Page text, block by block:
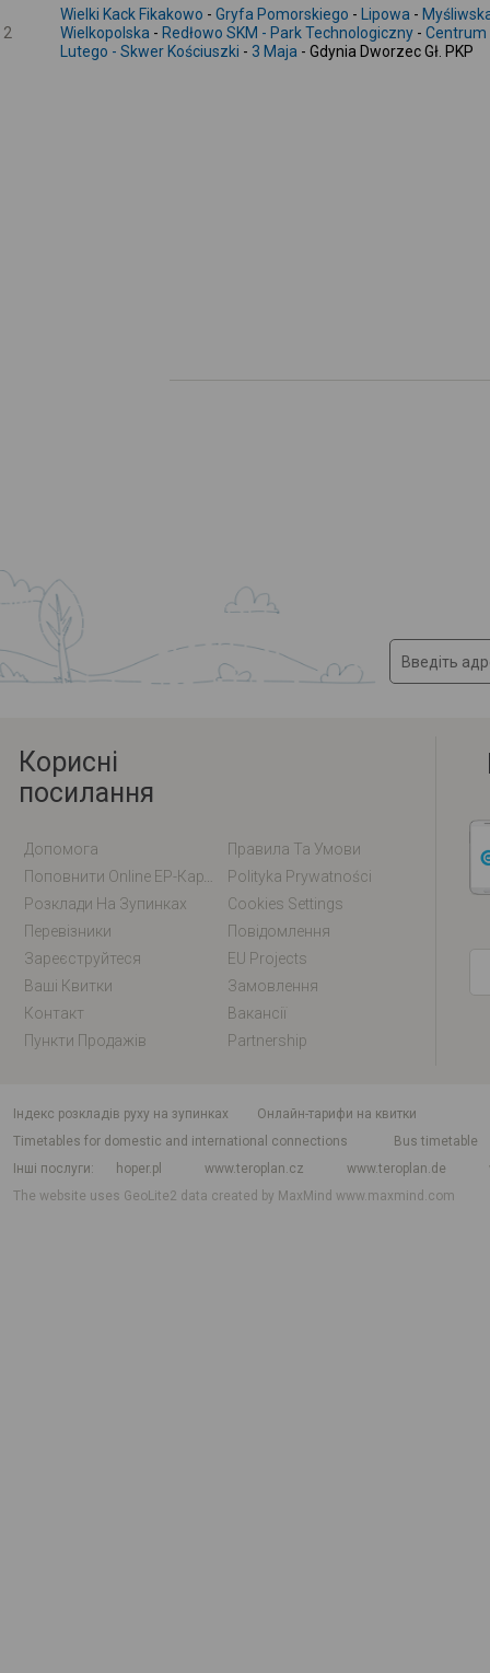
2
Wielki Kack Fikakowo - Gryfa Pomorskiego - Lipowa -
Wielkopolska - Redłowo SKM - Park Technologiczny - Centrum
Lutego - Skwer Kościuszki - 3 Maja - Gdynia Dworzec Gł. PKP
Корисні
посилання
Допомога
Правила Та Умови
Polityka Prywatności
Розклади На Зупинках
Cookies Settings
Перевізники
Повідомлення
Зареєструйтеся
EU Projects
Ваші Квитки
Замовлення
Контакт
Вакансії
Пункти Продажів
Partnership
індекс розкладів руху на зупинках
Онлайн-тарифи на квитки
Timetables for domestic and international connections
Bus timetable
Інші послуги
hoper.pl www.teroplan.cz www.teroplan.de
The website uses GeoLite2 data created by MaxMindwww.maxmind.com